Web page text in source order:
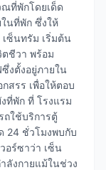
ที่พักโดยเด็ด
นที่พัก ซึ่งให้
เซ็นทรัม เริ่มต้น
ชีวา พร้อม
งตั้งอยู่ภายใน
สรร เพื่อให้ตอบ
ที่พัก ที่ โรงแรม
ถใช้บริการตู้
24 ชั่วโมงพบกับ
อร์ซาว่า เซ็น
ลังกายแม้ในช่วง